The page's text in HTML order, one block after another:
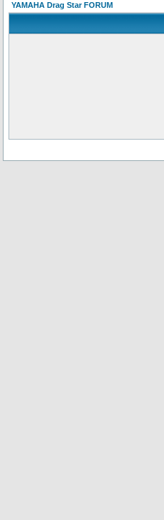
YAMAHA Drag Star FORUM